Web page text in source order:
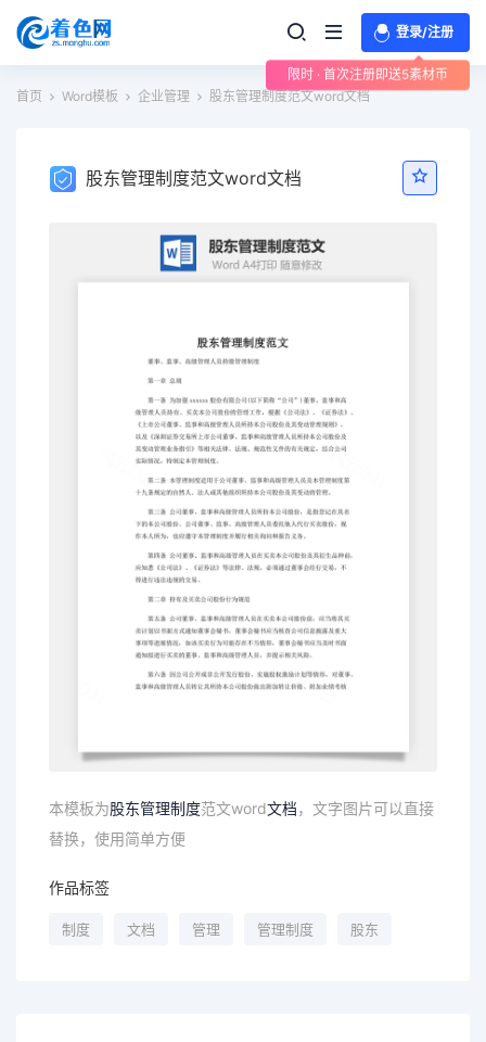
登录/注册
限时 · 首次注册即送5素材币
首页
Word模板 企业管理 股东管理制度范文word文档
股东管理制度范文word文档
本模板为股东管理制度范文word文档，文字图片可以直接
替换，使用简单方便
作品标签
制度 文档 管理 管理制度 股东